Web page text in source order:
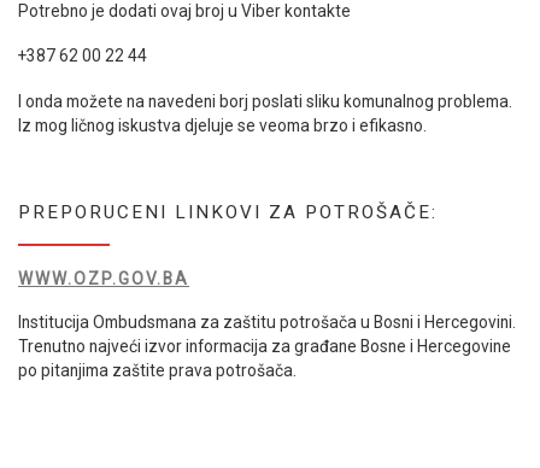
Potrebno je dodati ovaj broj u Viber kontakte
+387 62 00 22 44
I onda možete na navedeni borj poslati sliku komunalnog problema.
Iz mog ličnog iskustva djeluje se veoma brzo i efikasno.
PREPORUCENI LINKOVI ZA POTROŠAČE:
WWW.OZP.GOV.BA
Institucija Ombudsmana za zaštitu potrošača u Bosni i Hercegovini.
Trenutno najveći izvor informacija za građane Bosne i Hercegovine
po pitanjima zaštite prava potrošača.